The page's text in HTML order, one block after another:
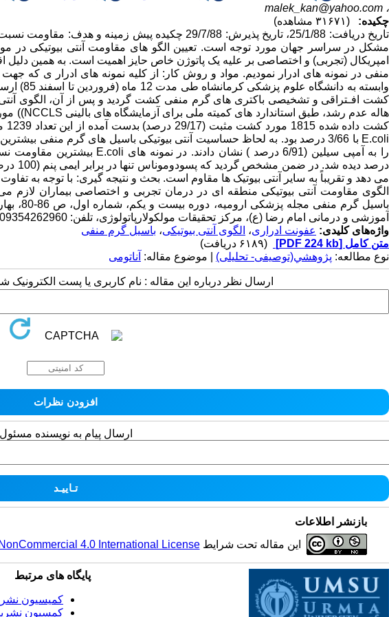
، malek_kan@yahoo.com
چکیده:
(۳۱۶۷۱ مشاهده)
تاریخ دریافت: 25/1/88، تاریخ پذیرش: 29/7/88 چکیده پیش
مشکل در سراسر جهان مورد توجه است. تعیین الگو های مقاومت آنتی بیوتیکی در
امپریکال (تجربی) و اختصاصی بر علیه یک پاتوژن خاص حایز اهمیت است. به همین دلیل
منفی در نمونه های ادرار نمودیم. مواد و روش کار: از کلیه نمونه های ادرار ی که
وابسته به
می دهد و تقریباً به سایر آنتی بیوتیک ها مقاوم است. بحث و نتیجه گیری: با توجه به
الگوی مقاومت آنتی بیوتیکی منطقه ای در درمان تجربی و اختصاصی بیماران لازم می
آموزشی و درمانی امام رضا (ع)، مرکز تحقیقات مولکولارپاتولوژی، تلفن: 09354262960 E-mail:malek_kan@yahoo.com
واژه‌های کلیدی: عفونت ادراری، الگوی آنتی بیوتیکی، باسیل گرم منفی
متن کامل [PDF 224 kb]
(۶۱۸۹ دریافت)
نوع مطالعه: پژوهشي(توصیفی- تحلیلی) | موضوع مقاله: آناتومی
ارسال نظر درباره این مقاله : نام کاربری یا پست الکترونیک
ارسال پیام به نویسنده مسئول
بازنشر اطلاعات
این مقاله تحت شرایط4.0 International License
پایگاه های مرتبط
کمیسیون
کمسیون